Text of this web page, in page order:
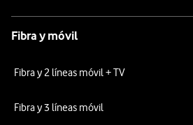
Fibra y móvil
Fibra y 2 líneas móvil + TV
Fibra y 3 líneas móvil